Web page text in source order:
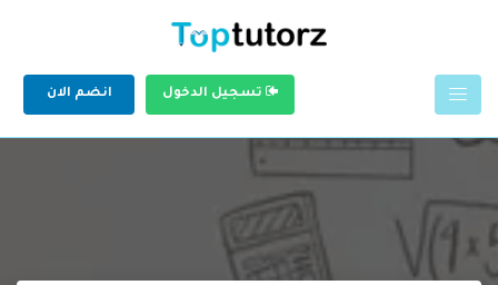
تسجيل الدخول انضم الان